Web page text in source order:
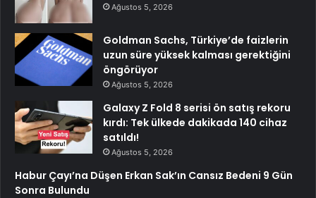
Ağustos 5, 2026
Goldman Sachs, Türkiye’de faizlerin
uzun süre yüksek kalması gerektiğini
öngörüyor
Ağustos 5, 2026
Galaxy Z Fold 8 serisi ön satış rekoru
kırdı: Tek ülkede dakikada 140 cihaz
satıldı!
Ağustos 5, 2026
Habur Çayı’na Düşen Erkan Sak’ın Cansız Bedeni 9 Gün
Sonra Bulundu